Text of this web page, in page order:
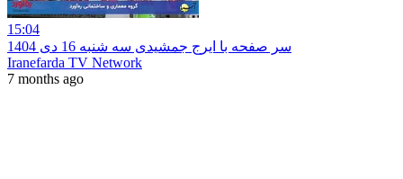
15:04
سر صفحه با ایرج جمشیدی سه شنبه 16 دی 1404
Iranefarda TV Network
7 months ago